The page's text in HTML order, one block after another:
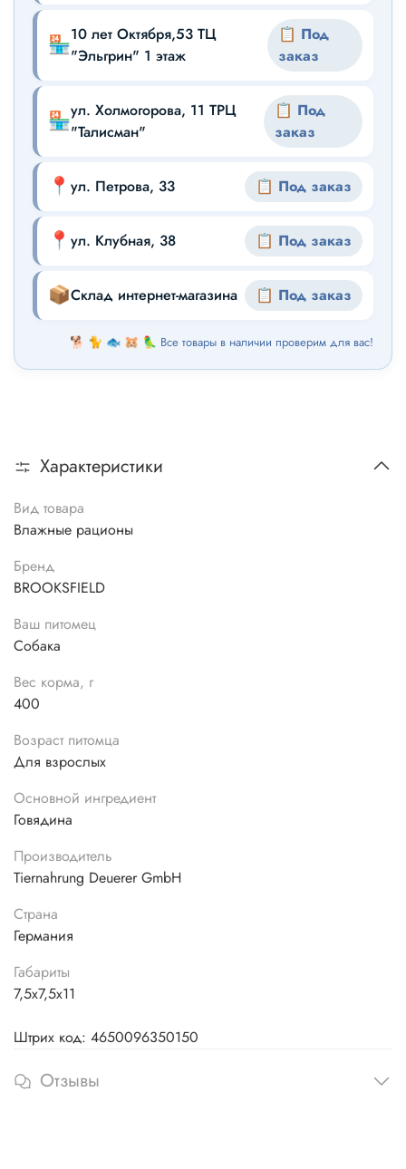
🏪10 лет Октября,53 ТЦ
"Эльгрин" 1 этаж
📋 Под
заказ
🏪ул. Холмогорова, 11 ТРЦ
"Талисман"
📋 Под
заказ
📍 ул. Петрова, 33 📋 Под заказ
📍 ул. Клубная, 38 📋 Под заказ
📦Склад интернет-магазина 📋 Под заказ
🐕 🐈 🐟 🐹 🦜 Все товары в наличии проверим для вас!
Характеристики
Вид товара
Влажные рационы
Бренд
BROOKSFIELD
Ваш питомец
Собака
Вес корма, г
400
Возраст питомца
Для взрослых
Основной ингредиент
Говядина
Производитель
Tiernahrung Deuerer GmbH
Страна
Германия
Габариты
7,5х7,5х11
Штрих код: 4650096350150
Отзывы